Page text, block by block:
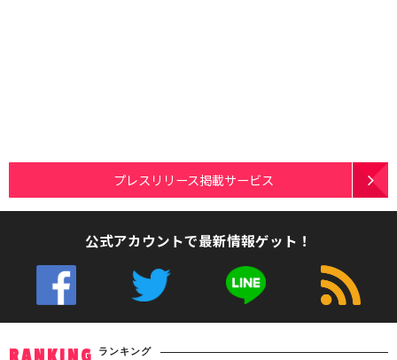
プレスリリース掲載サービス
公式アカウントで最新情報ゲット！
ランキング